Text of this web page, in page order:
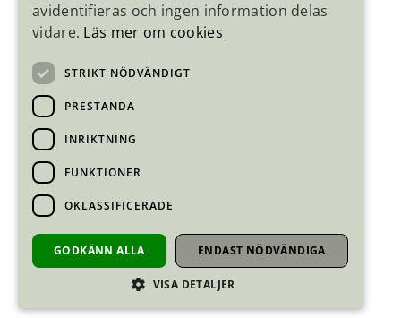
avidentifieras och ingen information delas
vidare. Läs mer om cookies
STRIKT NÖDVÄNDIGT
PRESTANDA
INRIKTNING
FUNKTIONER
OKLASSIFICERADE
GODKÄNN ALLA ENDAST NÖDVÄNDIGA
VISA DETALJER